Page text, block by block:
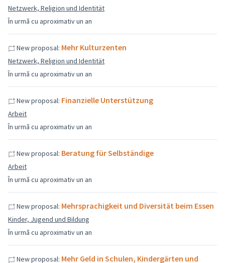
În urmă cu aproximativ un an
Netzwerk, Religion und Identität
În urmă cu aproximativ un an
New proposal: Mehr Kulturzenten
Netzwerk, Religion und Identität
În urmă cu aproximativ un an
New proposal: Finanzielle Unterstützung
Arbeit
În urmă cu aproximativ un an
New proposal: Beratung für Selbständige
Arbeit
În urmă cu aproximativ un an
New proposal: Mehrsprachigkeit und Diversität beim Essen
Kinder, Jugend und Bildung
New proposal: Mehr Geld in Schulen, Kindergärten und